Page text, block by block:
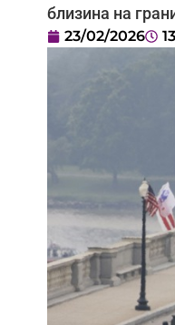
близина на
23/02/2026